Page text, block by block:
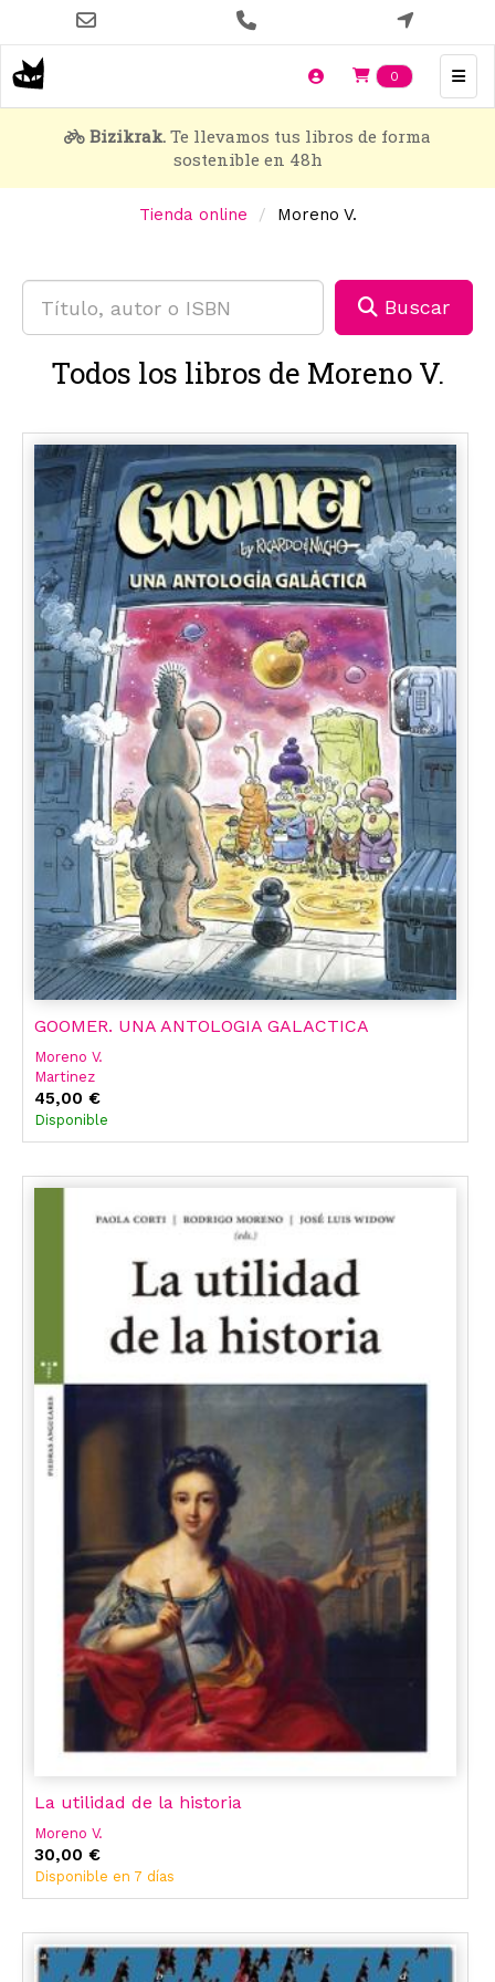
contenido
principal
0 Items en
Bizikrak. Te llevamos tus libros de forma
sostenible en 48h
Tienda online Moreno V.
Buscar
Todos los libros de Moreno V.
GOOMER. UNA ANTOLOGIA GALACTICA
Moreno V.
Martinez
45,00 €
Disponible
La utilidad de la historia
Moreno V.
30,00 €
Disponible en 7 días